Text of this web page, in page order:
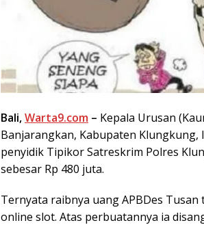
Bali,Warta9.com – Kepala Urusan
Banjarangkan, Kabupaten Klungkung,
penyidik Tipikor Satreskrim Polres
sebesar Rp 480 juta.
Ternyata raibnya uang APBDes
online slot. Atas perbuatannya ia